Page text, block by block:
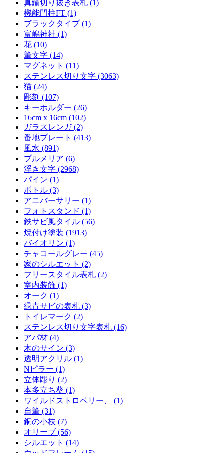
真鍮切り抜き表札 (1)
機能門柱FT (1)
ブラックタイプ (1)
富嶋神社 (1)
花 (10)
筆文字 (14)
マグネット (11)
ステンレス切り文字 (3063)
猫 (24)
彫刻 (107)
キーホルダー (26)
16cm x 16cm (102)
ガラスレンガ (2)
番地プレート (413)
風水 (891)
プルメリア (6)
浮き文字 (2968)
パイン (1)
ボトル (3)
アニバーサリー (1)
フォトスタンド (1)
鉄サビ風タイル (56)
焼付け塗装 (1913)
バイオリン (1)
チャコールグレー (45)
家のシルエット (2)
フリースタイル表札 (2)
室内装飾 (1)
オーク (1)
緑青サビの表札 (3)
トイレマーク (2)
ステンレス切り文字表札 (16)
アパ材 (4)
木のサイン (3)
透明アクリル (1)
Nピラー (1)
立体彫り (2)
本多立ち葵 (1)
ワイルドストロベリー、 (1)
自筆 (31)
銅の小枝 (7)
オリーブ (56)
シルエット (14)